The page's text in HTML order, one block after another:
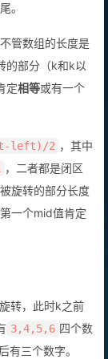
。
管数组的长度是
的部分（k和k以
定相等或有一个
left)/2 ，其中
，二者都是闭区
旋转的部分长度
一个mid值肯定
转，此时k之前
3,4,5,6 四个数
有三个数字。